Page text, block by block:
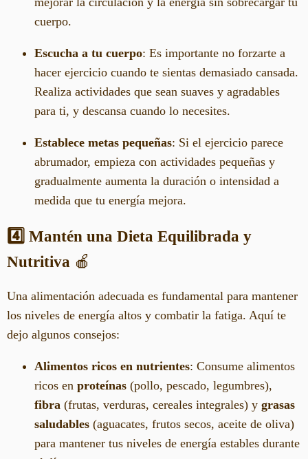
cuerpo.
Escucha a tu cuerpo: Es importante no forzarte a
hacer ejercicio cuando te sientas demasiado cansada.
Realiza actividades que sean suaves y agradables
para ti, y descansa cuando lo necesites.
Establece metas pequeñas: Si el ejercicio parece
abrumador, empieza con actividades pequeñas y
gradualmente aumenta la duración o intensidad a
medida que tu energía mejora.
4️⃣ Mantén una Dieta Equilibrada y
Nutritiva 🍎
Una alimentación adecuada es fundamental para mantener
los niveles de energía altos y combatir la fatiga. Aquí te
dejo algunos consejos:
Alimentos ricos en nutrientes: Consume alimentos
ricos en proteínas (pollo, pescado, legumbres),
fibra (frutas, verduras, cereales integrales) y grasas
saludables (aguacates, frutos secos, aceite de oliva)
para mantener tus niveles de energía estables durante